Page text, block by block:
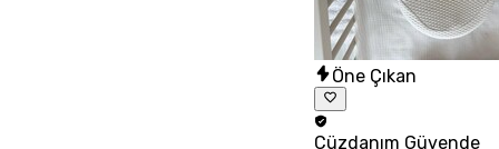
Öne Çıkan
Cüzdanım Güvende